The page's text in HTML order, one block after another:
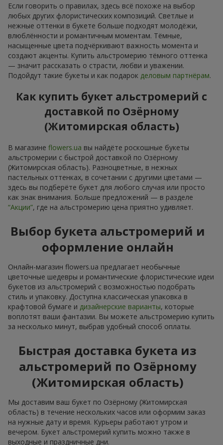
Если говорить о правилах, здесь всё похоже на выбор
любых других флористических композиций. Светлые и
нежные оттенки в букете больше подходят молодёжи,
влюблённости и романтичным моментам. Тёмные,
насыщенные цвета подчёркивают важность момента и
создают акценты. Купить альстромерию тёмного оттенка
— значит рассказать о страсти, любви и уважении.
Подойдут такие букеты и как подарок деловым партнёрам.
Как купить букет альстромерий с
доставкой по Озёрному
(Житомирская область)
В магазине flowers.ua вы найдёте роскошные букеты
альстромерии с быстрой доставкой по Озёрному
(Житомирская область). Разноцветные, в нежных
пастельных оттенках, в сочетании с другими цветами —
здесь вы подберёте букет для любого случая или просто
как знак внимания. Больше предложений — в разделе
“Акции”, где на альстромерию цена приятно удивляет.
Выбор букета альстромерий и
оформление онлайн
Онлайн-магазин flowers.ua предлагает необычные
цветочные шедевры и романтические флористические идеи
букетов из альстромерий с возможностью подобрать
стиль и упаковку. Доступна классическая упаковка в
крафтовой бумаге и дизайнерские варианты, которые
воплотят ваши фантазии. Вы можете альстромерию купить
за несколько минут, выбрав удобный способ оплаты.
Быстрая доставка букета из
альстромерий по Озёрному
(Житомирская область)
Мы доставим ваш букет по Озёрному (Житомирская
область) в течение нескольких часов или оформим заказ
на нужные дату и время. Курьеры работают утром и
вечером. Букет альстромерий купить можно также в
выходные и праздничные дни.